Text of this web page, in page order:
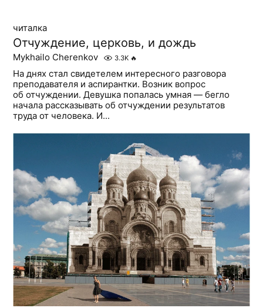
читалка
Отчуждение, церковь, и дождь
Mykhailo Cherenkov 3.3K 🔥
На днях стал свидетелем интересного разговора
преподавателя и аспирантки. Возник вопрос
об отчуждении. Девушка попалась умная — бегло
начала рассказывать об отчуждении результатов
труда от человека. И...